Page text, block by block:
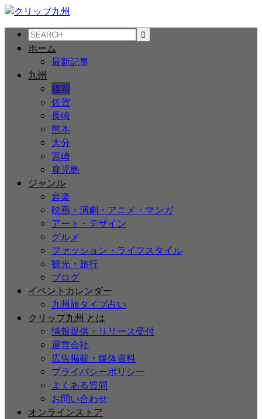
ホーム
最新記事
九州
福岡
佐賀
長崎
熊本
大分
宮崎
鹿児島
ジャンル
音楽
映画・演劇・アニメ・マンガ
アート・デザイン
グルメ
ファッション・ライフスタイル
観光・旅行
ブログ
イベントカレンダー
九州旅タイプ占い
クリップ九州 とは
情報提供・リリース受付
運営会社
広告掲載・媒体資料
プライバシーポリシー
よくある質問
お問い合わせ
オンラインストア